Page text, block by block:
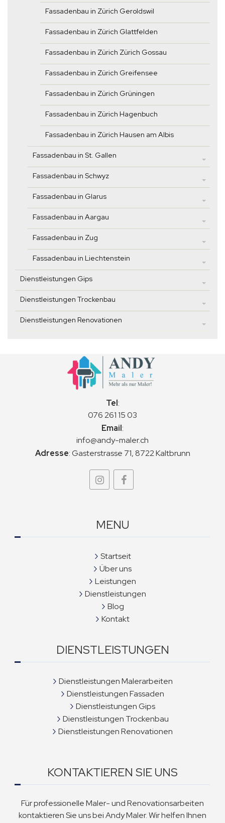
Fassadenbau in Zürich Geroldswil
Fassadenbau in Zürich Glattfelden
Fassadenbau in Zürich Zürich Gossau
Fassadenbau in Zürich Greifensee
Fassadenbau in Zürich Grüningen
Fassadenbau in Zürich Hagenbuch
Fassadenbau in Zürich Hausen am Albis
Fassadenbau in St. Gallen
Fassadenbau in Schwyz
Fassadenbau in Glarus
Fassadenbau in Aargau
Fassadenbau in Zug
Fassadenbau in Liechtenstein
Dienstleistungen Gips
Dienstleistungen Trockenbau
Dienstleistungen Renovationen
Tel:
076 261 15 03
Email:
info@andy-maler.ch
Adresse:Gasterstrasse 71, 8722 Kaltbrunn
MENU
Startseit
Über uns
Leistungen
Dienstleistungen
Blog
Kontakt
DIENSTLEISTUNGEN
Dienstleistungen Malerarbeiten
Dienstleistungen Fassaden
Dienstleistungen Gips
Dienstleistungen Trockenbau
Dienstleistungen Renovationen
KONTAKTIEREN SIE UNS
Für professionelle Maler- und Renovationsarbeiten
kontaktieren Sie uns bei Andy Maler. Wir helfen Ihnen